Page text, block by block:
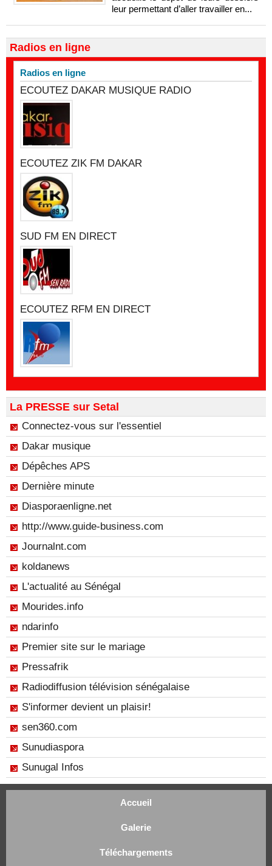
leur permettant d’aller travailler en...
Radios en ligne
Radios en ligne
ECOUTEZ DAKAR MUSIQUE RADIO
ECOUTEZ ZIK FM DAKAR
SUD FM EN DIRECT
ECOUTEZ RFM EN DIRECT
La PRESSE sur Setal
Connectez-vous sur l'essentiel
Dakar musique
Dépêches APS
Dernière minute
Diasporaenligne.net
http://www.guide-business.com
Journalnt.com
koldanews
L'actualité au Sénégal
Mourides.info
ndarinfo
Premier site sur le mariage
Pressafrik
Radiodiffusion télévision sénégalaise
S'informer devient un plaisir!
sen360.com
Sunudiaspora
Sunugal Infos
Accueil
Galerie
Téléchargements